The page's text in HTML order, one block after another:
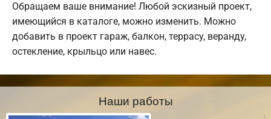
Обращаем ваше внимание! Любой эскизный проект,
имеющийся в каталоге, можно изменить. Можно
добавить в проект гараж, балкон, террасу, веранду,
остекление, крыльцо или навес.
Наши работы